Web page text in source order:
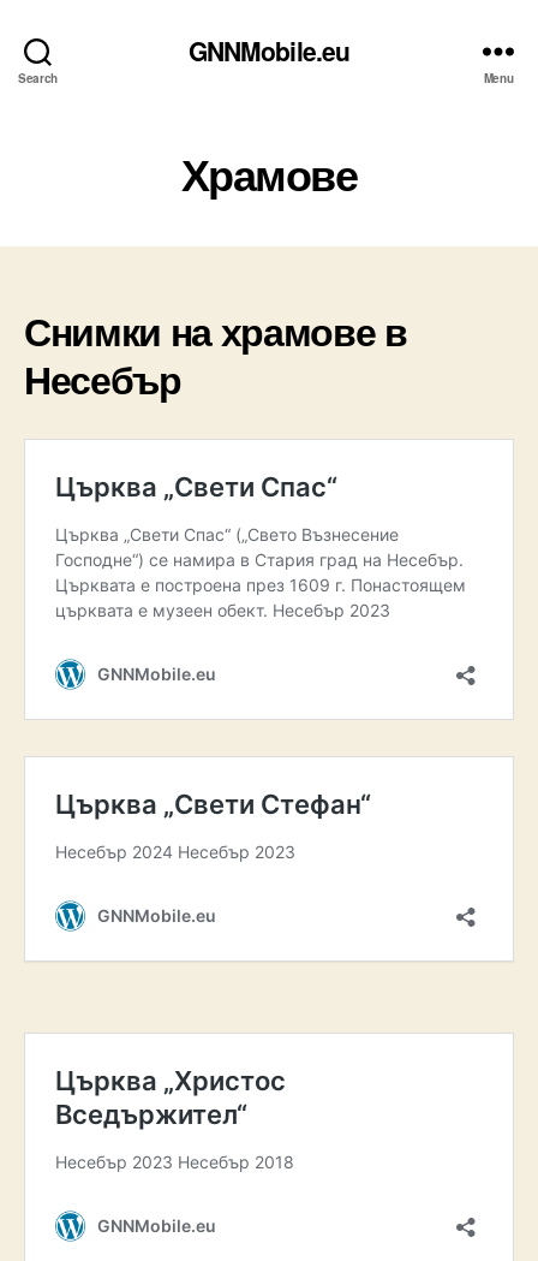
Search
GNNMobile.eu
Menu
Храмове
Снимки на храмове в
Несебър